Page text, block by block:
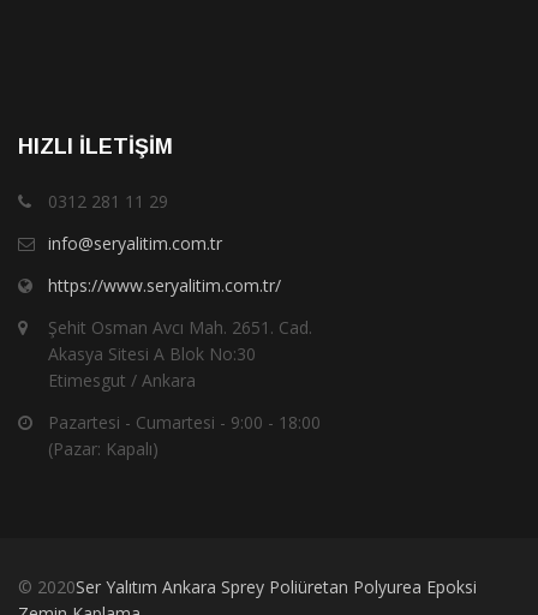
HIZLI İLETIŞIM
0312 281 11 29
info@seryalitim.com.tr
https://www.seryalitim.com.tr/
Şehit Osman Avcı Mah. 2651. Cad.
Akasya Sitesi A Blok No:30
Etimesgut / Ankara
Pazartesi - Cumartesi - 9:00 - 18:00
(Pazar: Kapalı)
© 2020Ser Yalıtım Ankara Sprey Poliüretan Polyurea Epoksi